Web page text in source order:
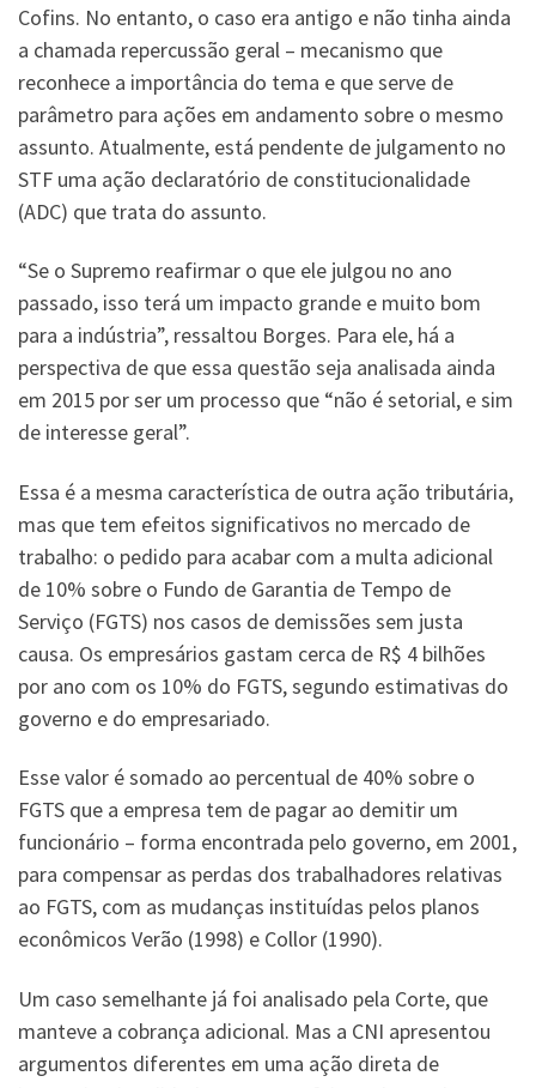
Cofins. No entanto, o caso era antigo e não tinha ainda
a chamada repercussão geral – mecanismo que
reconhece a importância do tema e que serve de
parâmetro para ações em andamento sobre o mesmo
assunto. Atualmente, está pendente de julgamento no
STF uma ação declaratório de constitucionalidade
(ADC) que trata do assunto.
“Se o Supremo reafirmar o que ele julgou no ano
passado, isso terá um impacto grande e muito bom
para a indústria”, ressaltou Borges. Para ele, há a
perspectiva de que essa questão seja analisada ainda
em 2015 por ser um processo que “não é setorial, e sim
de interesse geral”.
Essa é a mesma característica de outra ação tributária,
mas que tem efeitos significativos no mercado de
trabalho: o pedido para acabar com a multa adicional
de 10% sobre o Fundo de Garantia de Tempo de
Serviço (FGTS) nos casos de demissões sem justa
causa. Os empresários gastam cerca de R$ 4 bilhões
por ano com os 10% do FGTS, segundo estimativas do
governo e do empresariado.
Esse valor é somado ao percentual de 40% sobre o
FGTS que a empresa tem de pagar ao demitir um
funcionário – forma encontrada pelo governo, em 2001,
para compensar as perdas dos trabalhadores relativas
ao FGTS, com as mudanças instituídas pelos planos
econômicos Verão (1998) e Collor (1990).
Um caso semelhante já foi analisado pela Corte, que
manteve a cobrança adicional. Mas a CNI apresentou
argumentos diferentes em uma ação direta de